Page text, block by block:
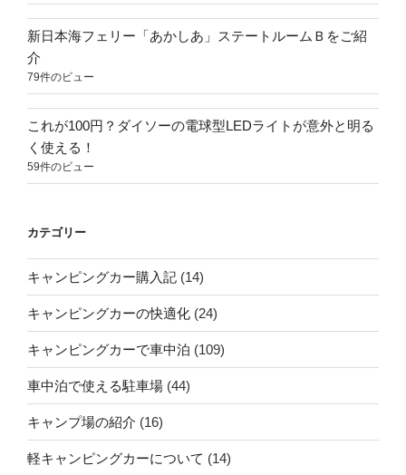
新日本海フェリー「あかしあ」ステートルームＢをご紹
介
79件のビュー
これが100円？ダイソーの電球型LEDライトが意外と明る
く使える！
59件のビュー
カテゴリー
キャンピングカー購入記 (14)
キャンピングカーの快適化 (24)
キャンピングカーで車中泊 (109)
車中泊で使える駐車場 (44)
キャンプ場の紹介 (16)
軽キャンピングカーについて (14)